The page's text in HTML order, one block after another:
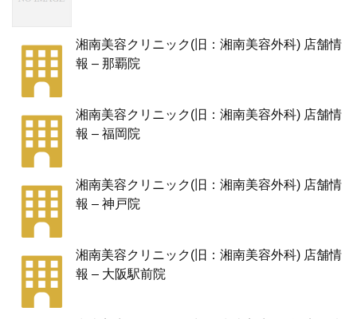
湘南美容クリニック(旧：湘南美容外科) 店舗情
報 – 那覇院
湘南美容クリニック(旧：湘南美容外科) 店舗情
報 – 福岡院
湘南美容クリニック(旧：湘南美容外科) 店舗情
報 – 神戸院
湘南美容クリニック(旧：湘南美容外科) 店舗情
報 – 大阪駅前院